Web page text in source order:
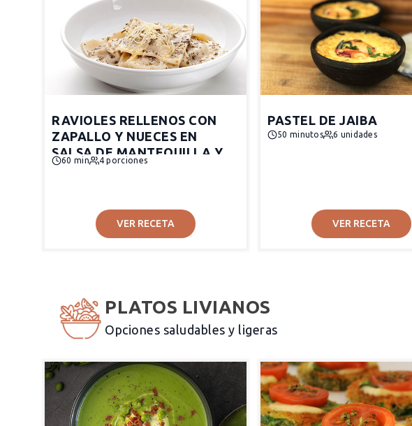
RAVIOLES RELLENOS CON
ZAPALLO Y NUECES EN
SALSA DE MANTEQUILLA Y
SALVIA
60 min 4 porciones
VER RECETA
PASTEL DE JAIBA
50 minutos 6 unidades
VER RECETA
PLATOS LIVIANOS
Opciones saludables y ligeras